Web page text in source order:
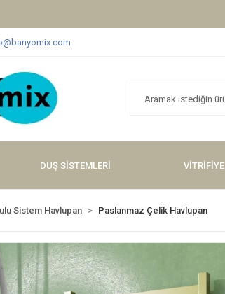
DUŞ SİSTEMLERİ VİTRİFİYE
Sistem Havlupan Paslanmaz Çelik Havlupan